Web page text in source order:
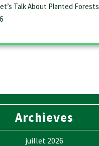
Talk About Planted Forests
Archieves
juillet 2026